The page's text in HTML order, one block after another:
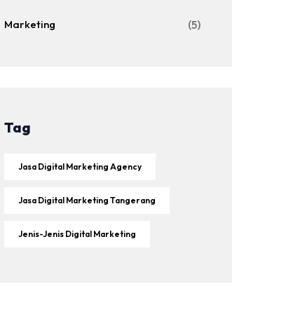
Marketing (5)
Tag
Jasa Digital Marketing Agency
Jasa Digital Marketing Tangerang
Jenis-Jenis Digital Marketing